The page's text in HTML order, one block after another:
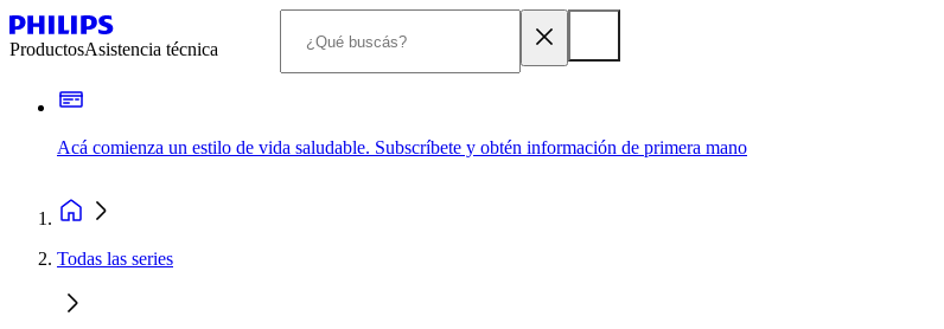
ProductosAsistencia técnica
Acá comienza un estilo de vida saludable. Subscríbete y obtén información de primera mano
Todas las series